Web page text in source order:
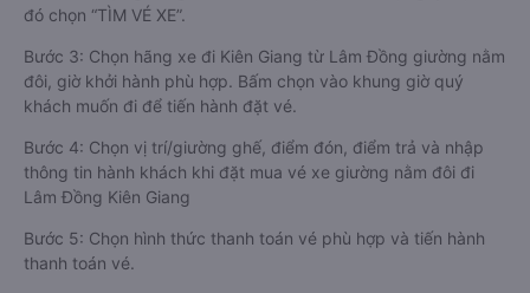
đó chọn “TÌM VÉ XE”.
Bước 3: Chọn hãng xe đi Kiên Giang từ Lâm Đồng giường nằm
đôi, giờ khởi hành phù hợp. Bấm chọn vào khung giờ quý
khách muốn đi để tiến hành đặt vé.
Bước 4: Chọn vị trí/giường ghế, điểm đón, điểm trả và nhập
thông tin hành khách khi đặt mua vé xe giường nằm đôi đi
Lâm Đồng Kiên Giang
Bước 5: Chọn hình thức thanh toán vé phù hợp và tiến hành
thanh toán vé.